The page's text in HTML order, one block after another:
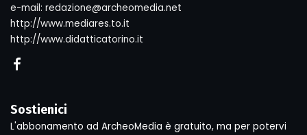
e-mail: redazione@archeomedia.net
http://www.mediares.to.it
http://www.didatticatorino.it
Sostienici
L'abbonamento ad ArcheoMedia è gratuito, ma per potervi